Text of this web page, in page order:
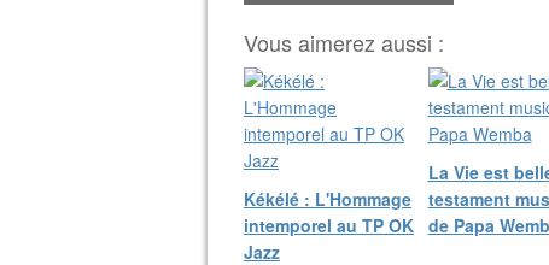
Vous aimerez aussi :
Kékélé : L'Hommage
intemporel au TP OK
Jazz
​La Vie est
testament
de Papa